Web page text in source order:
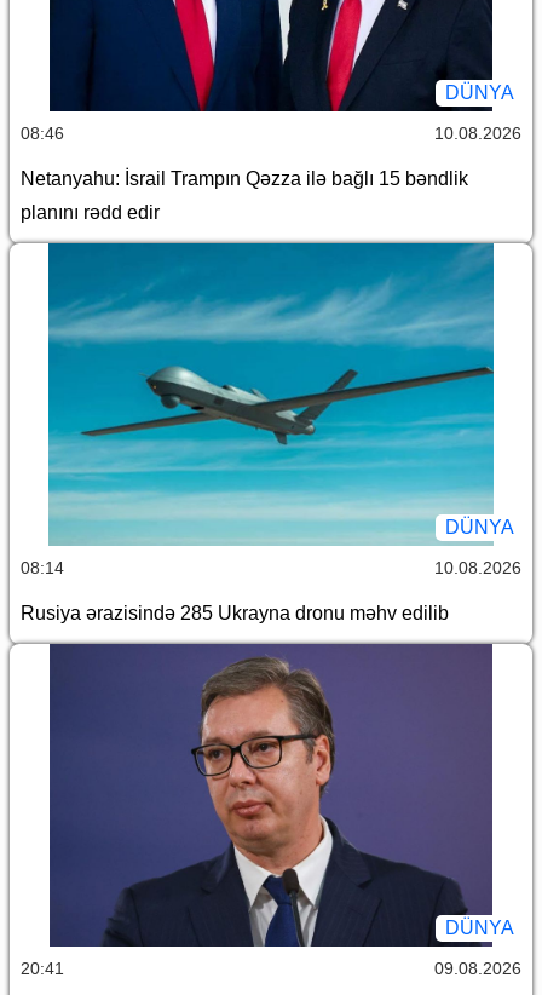
DÜNYA
08:46 10.08.2026
Netanyahu: İsrail Trampın Qəzza ilə bağlı 15 bəndlik
planını rədd edir
DÜNYA
08:14 10.08.2026
Rusiya ərazisində 285 Ukrayna dronu məhv edilib
DÜNYA
20:41 09.08.2026